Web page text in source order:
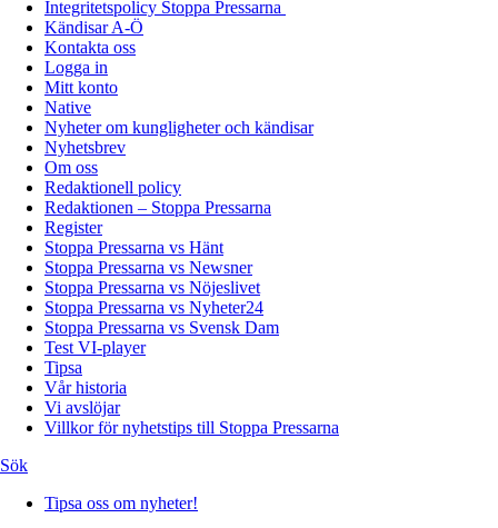
Integritetspolicy Stoppa Pressarna
Kändisar A-Ö
Kontakta oss
Logga in
Mitt konto
Native
Nyheter om kungligheter och kändisar
Nyhetsbrev
Om oss
Redaktionell policy
Redaktionen – Stoppa Pressarna
Register
Stoppa Pressarna vs Hänt
Stoppa Pressarna vs Newsner
Stoppa Pressarna vs Nöjeslivet
Stoppa Pressarna vs Nyheter24
Stoppa Pressarna vs Svensk Dam
Test VI-player
Tipsa
Vår historia
Vi avslöjar
Villkor för nyhetstips till Stoppa Pressarna
Sök
Tipsa oss om nyheter!